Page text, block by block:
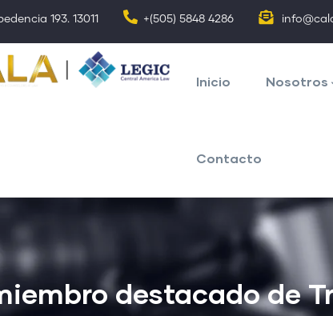
193. 13011 +(505) 5848 4286
Inicio Nosotros
Contacto
destacado de